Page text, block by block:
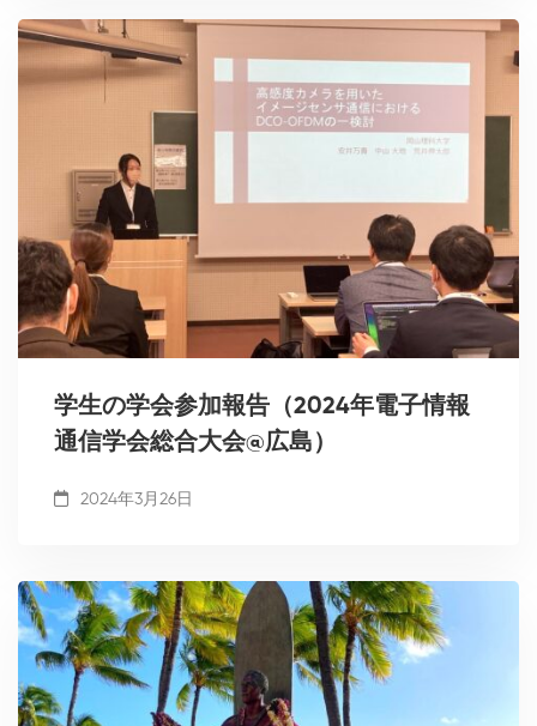
学生の学会参加報告（2024年電子情報
通信学会総合大会@広島）
2024年3月26日